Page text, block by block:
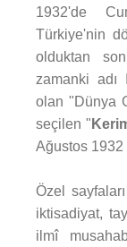
1932'de
Türkiye'nin
olduktan
zamanki adı
olan "Dünya
seçilen "
Ağustos 1932
Özel
iktisadiyat,
ilmî